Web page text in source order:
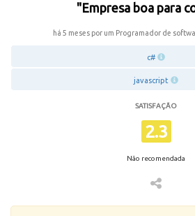
"Empresa boa para
há 5 meses por um Programador de
c#
javascript
SATISFAÇÃO
2.3
Não recomendada